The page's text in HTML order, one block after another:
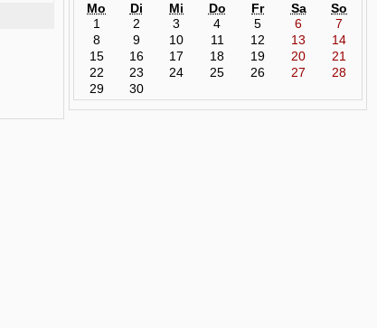
Mo Di Mi Do Fr Sa
So
1
2 3 4 5 6
7
8
9 10 11 12 13
14
15
16 17 18 19 20
21
22
23 24 25 26 27
28
29
30